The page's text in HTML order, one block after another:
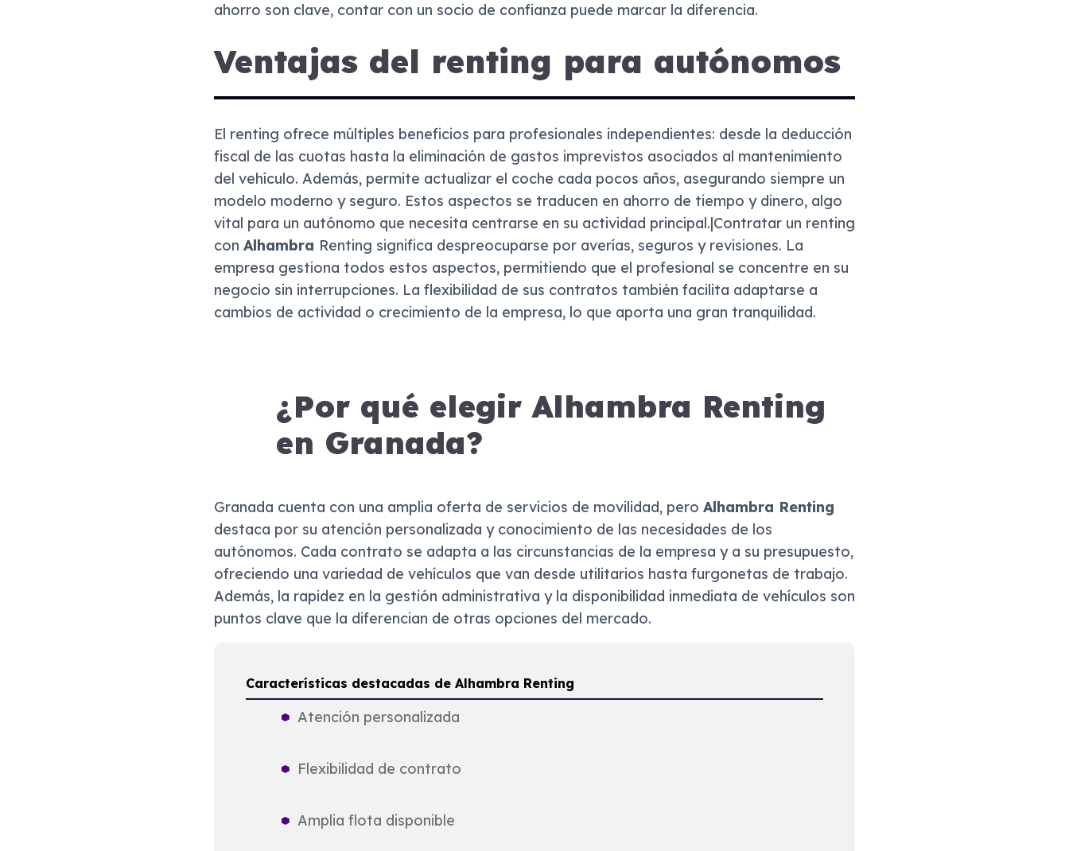
ahorro son clave, contar con un socio de confianza puede marcar la diferencia.
Ventajas del renting para autónomos
El renting ofrece múltiples beneficios para profesionales independientes: desde la deducción
fiscal de las cuotas hasta la eliminación de gastos imprevistos asociados al mantenimiento
del vehículo. Además, permite actualizar el coche cada pocos años, asegurando siempre un
modelo moderno y seguro. Estos aspectos se traducen en ahorro de tiempo y dinero, algo
vital para un autónomo que necesita centrarse en su actividad principal.|Contratar un renting
con Alhambra Renting significa despreocuparse por averías, seguros y revisiones. La
empresa gestiona todos estos aspectos, permitiendo que el profesional se concentre en su
negocio sin interrupciones. La flexibilidad de sus contratos también facilita adaptarse a
cambios de actividad o crecimiento de la empresa, lo que aporta una gran tranquilidad.
¿Por qué elegir Alhambra Renting
en Granada?
Granada cuenta con una amplia oferta de servicios de movilidad, pero Alhambra Renting
destaca por su atención personalizada y conocimiento de las necesidades de los
autónomos. Cada contrato se adapta a las circunstancias de la empresa y a su presupuesto,
ofreciendo una variedad de vehículos que van desde utilitarios hasta furgonetas de trabajo.
Además, la rapidez en la gestión administrativa y la disponibilidad inmediata de vehículos son
puntos clave que la diferencian de otras opciones del mercado.
Características destacadas de Alhambra Renting
Atención personalizada
Flexibilidad de contrato
Amplia flota disponible